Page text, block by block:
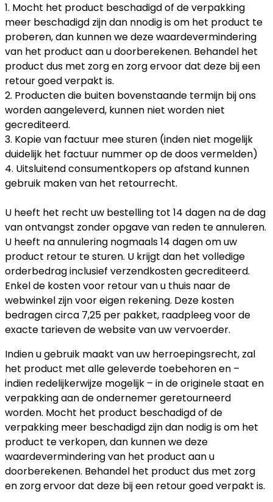
1. Mocht het product beschadigd of de verpakking
meer beschadigd zijn dan nnodig is om het product te
proberen, dan kunnen we deze waardevermindering
van het product aan u doorberekenen. Behandel het
product dus met zorg en zorg ervoor dat deze bij een
retour goed verpakt is.
2. Producten die buiten bovenstaande termijn bij ons
worden aangeleverd, kunnen niet worden niet
gecrediteerd.
3. Kopie van factuur mee sturen (inden niet mogelijk
duidelijk het factuur nummer op de doos vermelden)
4. Uitsluitend consumentkopers op afstand kunnen
gebruik maken van het retourrecht.
U heeft het recht uw bestelling tot 14 dagen na de dag
van ontvangst zonder opgave van reden te annuleren.
U heeft na annulering nogmaals 14 dagen om uw
product retour te sturen. U krijgt dan het volledige
orderbedrag inclusief verzendkosten gecrediteerd.
Enkel de kosten voor retour van u thuis naar de
webwinkel zijn voor eigen rekening. Deze kosten
bedragen circa 7,25 per pakket, raadpleeg voor de
exacte tarieven de website van uw vervoerder.
Indien u gebruik maakt van uw herroepingsrecht, zal
het product met alle geleverde toebehoren en –
indien redelijkerwijze mogelijk – in de originele staat en
verpakking aan de ondernemer geretourneerd
worden. Mocht het product beschadigd of de
verpakking meer beschadigd zijn dan nodig is om het
product te verkopen, dan kunnen we deze
waardevermindering van het product aan u
doorberekenen. Behandel het product dus met zorg
en zorg ervoor dat deze bij een retour goed verpakt is.